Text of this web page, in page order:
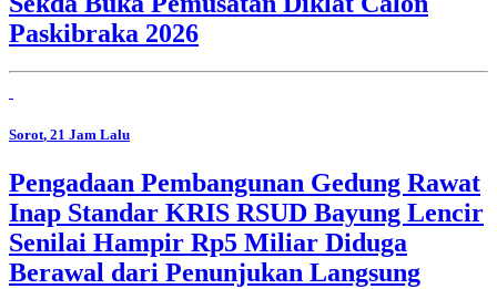
Paskibraka 2026
Sorot, 21 Jam Lalu
Pengadaan Pembangunan Gedung Rawat
Inap Standar KRIS RSUD Bayung Lencir
Senilai Hampir Rp5 Miliar Diduga
Berawal dari Penunjukan Langsung